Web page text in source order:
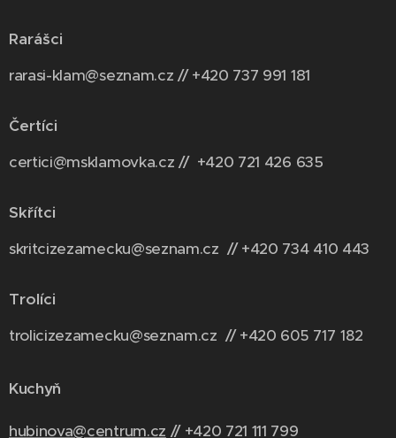
Rarášci
rarasi-klam@seznam.cz // +420 737 991 181
Čertíci
certici@msklamovka.cz // +420 721 426 635
Skřítci
skritcizezamecku@seznam.cz // +420 734 410 443
Trolíci
trolicizezamecku@seznam.cz // +420 605 717 182
Kuchyň
hubinova@centrum.cz // +420 721 111 799